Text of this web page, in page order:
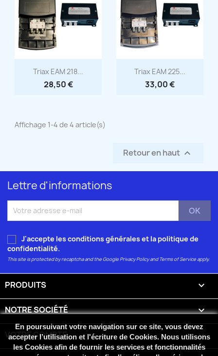
Aperçu rapide
Triax EAM 218...
28,50 €
Aperçu rapide
Triax EAM 225...
33,00 €
Affichage 1-4 de 4 article(s)
Retour en haut 
Lettre d'informations
J'accepte les conditions générales et la politique de
confidentialité.
This site is protected by recaptcha and the GooglePrivacy PolicyandTerms of Serviceapply.
PRODUITS 
NOTRE SOCIÉTÉ 
VOTRE COMPTE 
En poursuivant votre navigation sur ce site, vous devez
accepter l’utilisation et l'écriture de Cookies. Nous utilisons
les Cookies afin de fournir les services et fonctionnalités